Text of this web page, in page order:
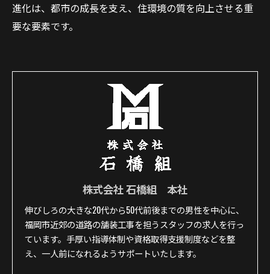
進化は、都市の成長を支え、住環境の質を向上させる重
要な要素です。
株式会社 石橋組 本社
伸びしろの大きな20代から50代前後までの男性を中心に、
福岡市近郊の道路の舗装工事を担うスタッフの求人を行っ
ています。手厚い指導体制や資格取得支援制度などを整
え、一人前になれるようサポートいたします。